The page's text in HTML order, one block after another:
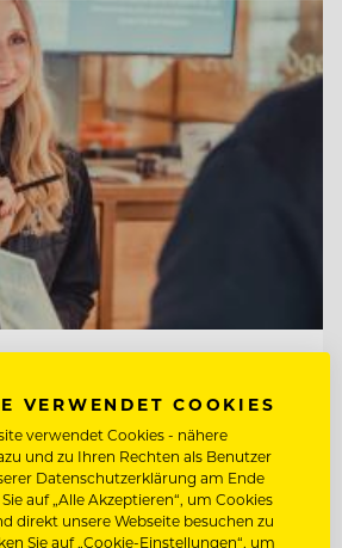
VERWENDET COOKIES
verwendet Cookies - nähere
und zu Ihren Rechten als Benutzer
Datenschutzerklärung am Ende
auf „Alle Akzeptieren“, um Cookies
direkt unsere Webseite besuchen zu
Sie auf „Cookie-Einstellungen“, um